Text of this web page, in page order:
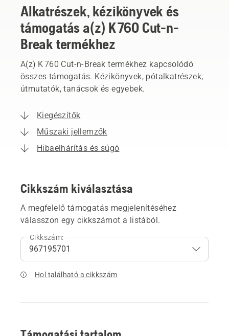
Alkatrészek, kézikönyvek és
támogatás a(z) K 760 Cut-n-
Break termékhez
A(z) K 760 Cut-n-Break termékhez kapcsolódó
összes támogatás. Kézikönyvek, pótalkatrészek,
útmutatók, tanácsok és egyebek.
Kiegészítők
Műszaki jellemzők
Hibaelhárítás és súgó
Cikkszám kiválasztása
A megfelelő támogatás megjelenítéséhez
válasszon egy cikkszámot a listából.
Cikkszám:
Hol található a cikkszám